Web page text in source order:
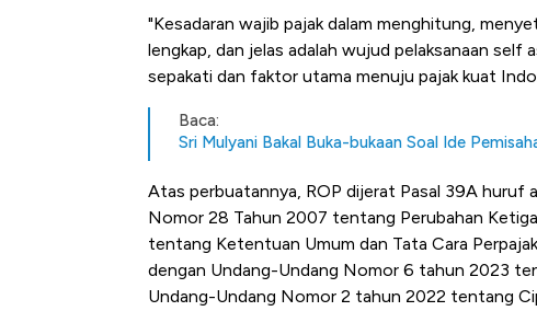
"Kesadaran wajib pajak dalam menghitung,
lengkap, dan jelas adalah wujud pelaksanaan
sepakati dan faktor utama menuju pajak kuat
Baca:
Sri Mulyani Bakal Buka-bukaan Soal Ide
Atas perbuatannya, ROP dijerat Pasal 39A huruf
Nomor 28 Tahun 2007 tentang Perubahan
tentang Ketentuan Umum dan Tata Cara
dengan Undang-Undang Nomor 6 tahun 2023
Undang-Undang Nomor 2 tahun 2022 tentang